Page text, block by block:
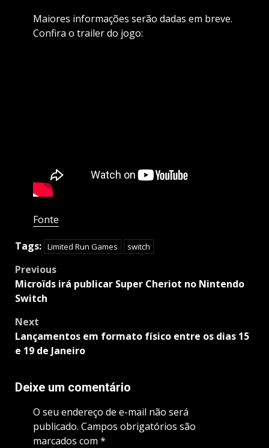
Maiores informações serão dadas em breve.
Confira o trailer do jogo:
Fonte
Tags: Limited Run Games switch
Post
navigation
Previous
Microïds irá publicar Super Cheriot no Nintendo
Switch
Next
Lançamentos em formato físico entre os dias 15
e 19 de Janeiro
Deixe um comentário
O seu endereço de e-mail não será
publicado. Campos obrigatórios são
marcados com *